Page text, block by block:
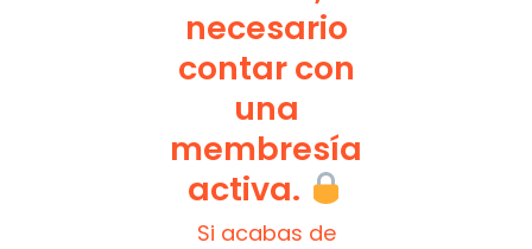
necesario
contar con
una
membresía
activa.
Si acabas de